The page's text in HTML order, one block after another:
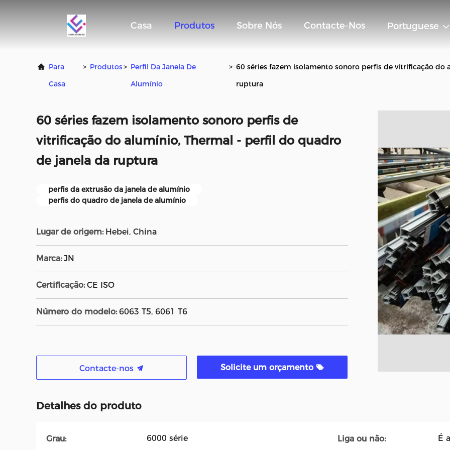
Casa Produtos Sobre Nós Contacte-Nos Portuguese
Para
Casa
> Produtos> Perfil Da Janela De
Alumínio
> 60 séries fazem isolamento sonoro perfis de vitrificação
ruptura
60 séries fazem isolamento sonoro perfis de
vitrificação do alumínio, Thermal - perfil do quadro
de janela da ruptura
perfis da extrusão da janela de alumínio
perfis do quadro de janela de alumínio
Lugar de origem: Hebei, China
Marca: JN
Certificação: CE ISO
Número do modelo: 6063 T5, 6061 T6
Contacte-nos Solicite um orçamento
Detalhes do produto
Grau: 6000 série Liga ou não: É